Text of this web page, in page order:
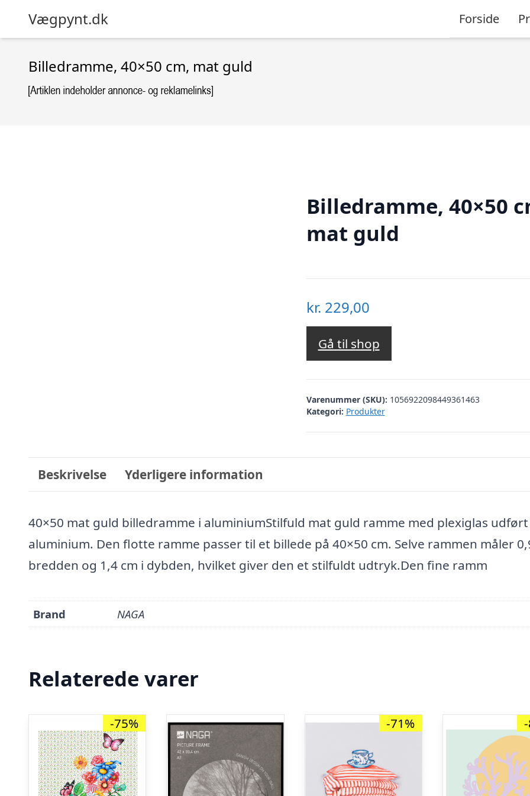
Vægpynt.dk Forside
Billedramme, 40×50 cm, mat guld
Billedramme, 40×50
mat guld
kr. 229,00
Gå til shop
Varenummer (SKU): 1056922098449361463
Kategori: Produkter
Beskrivelse Yderligere information
40×50 mat guld billedramme i aluminiumStilfuld mat guld ramme med plexiglas
aluminium. Den flotte ramme passer til et billede på 40×50 cm. Selve rammen måler
bredden og 1,4 cm i dybden, hvilket giver den et stilfuldt udtryk.Den fine ramm
Brand NAGA
Relaterede varer
-75% -71%